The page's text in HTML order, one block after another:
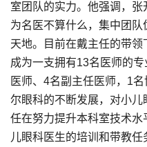
室团队的实力。他强调，
为名医不算什么，集中团
天地。目前在戴主任的带
成为一支拥有13名医师的
医师、4名副主任医师，1
尔眼科的不断发展，对小
任在努力提升本科室技术
儿眼科医生的培训和带教